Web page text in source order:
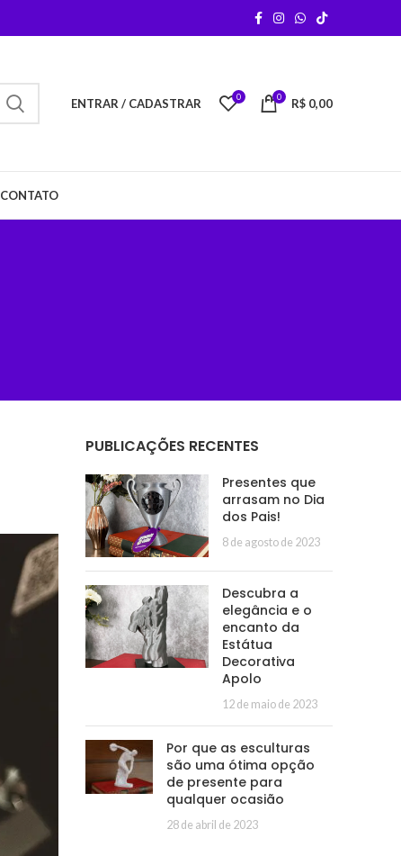
ENTRAR / CADASTRAR 0 0 R$ 0,00
CONTATO
PUBLICAÇÕES RECENTES
Presentes que
arrasam no Dia
dos Pais!
8 de agosto de 2023
Descubra a
elegância e o
encanto da
Estátua
Decorativa
Apolo
12 de maio de 2023
Por que as esculturas
são uma ótima opção
de presente para
qualquer ocasião
28 de abril de 2023